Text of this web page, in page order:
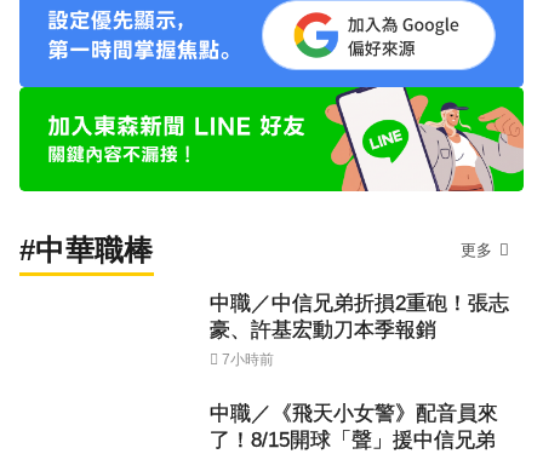
#中華職棒 更多
中職／中信兄弟折損2重砲！張志
豪、許基宏動刀本季報銷
7小時前
中職／《飛天小女警》配音員來
了！8/15開球「聲」援中信兄弟